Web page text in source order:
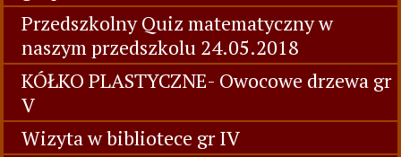
Przedszkolny Quiz matematyczny w
naszym przedszkolu 24.05.2018
KÓŁKO PLASTYCZNE- Owocowe drzewa gr
V
Wizyta w bibliotece gr IV